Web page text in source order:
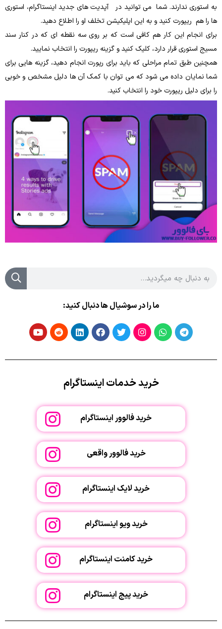
به استوری ندارند. شما می‌ توانید در آپدیت های جدید اینستاگرام، استوری
ها را هم ریپورت کنید و به این اپلیکیشن تخلف او را اطلاع دهید.
برای انجام این کار هم کافی است که بر روی سه‌ نقطه ای که در کنار سند
مسیج استوری قرار دارد، کلیک کنید و گزینه ریپورت را انتخاب نمایید.
همچنین طبق تمام مراحلی که باید برای رپورت انجام دهید، گزینه‌ هایی برای
شما نمایان داده می‌ شود که می‌ توان با کمک آن ها دلیل مشخص و خوبی
را برای دلیل ریپورت خود را انتخاب کنید.
ما را در سوشیال ها دنبال کنید:
خرید خدمات اینستاگرام
خرید فالوور اینستاگرام
خرید فالوور واقعی
خرید لایک اینستاگرام
خرید ویو اینستاگرام
خرید کامنت اینستاگرام
خرید پیج اینستاگرام